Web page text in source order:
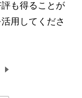
も得ることが
用してくださ